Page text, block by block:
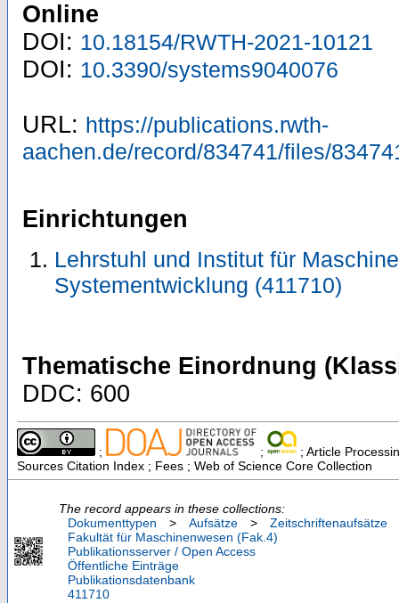
Online
DOI: 10.18154/RWTH-2021-10121
DOI: 10.3390/systems9040076
URL: https://publications.rwth-
aachen.de/record/834741/files/
Einrichtungen
Lehrstuhl und Institut für
Systementwicklung (411710)
Thematische Einordnung
DDC: 600
; ;
; Article
Sources Citation Index ; Fees ; Web of Science Core Collection
The record appears in these collections:
Dokumenttypen
> Aufsätze >
Zeitschriftenaufsätze
Fakultät für Maschinenwesen (Fak.4)
Publikationsserver / Open Access
Öffentliche Einträge
Publikationsdatenbank
411710